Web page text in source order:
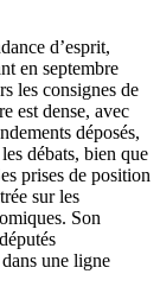
d’esprit,
en septembre
les consignes de
est dense, avec
déposés,
débats, bien que
prises de position
sur les
Son
une ligne